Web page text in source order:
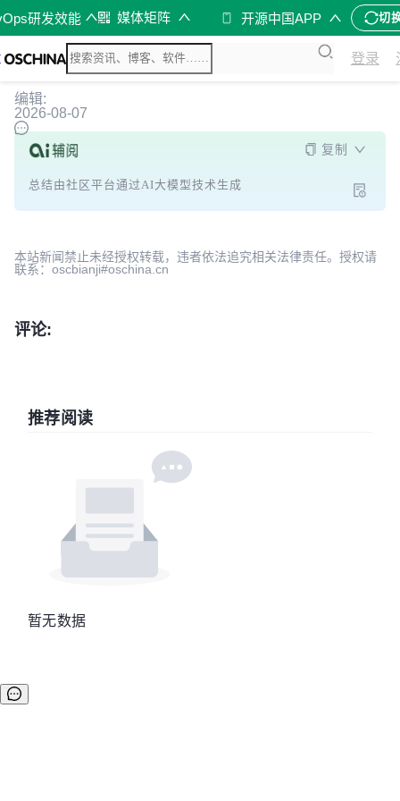
研发效能 媒体矩阵 开源中国APP 切
登录
编辑:
2026-08-07
复制
总结由社区平台通过AI大模型技术生成
本站新闻禁止未经授权转载，违者依法追究相关法律责任。授权请
联系：oscbianji#oschina.cn
评论:
推荐阅读
暂无数据